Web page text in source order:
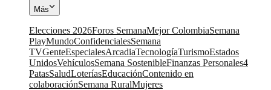
Más
Elecciones 2026Foros SemanaMejor ColombiaSemana
PlayMundoConfidencialesSemana
TVGenteEspecialesArcadiaTecnologíaTurismoEstados
UnidosVehículosSemana SostenibleFinanzas Personales4
PatasSaludLoteríasEducaciónContenido en
colaboraciónSemana RuralMujeres